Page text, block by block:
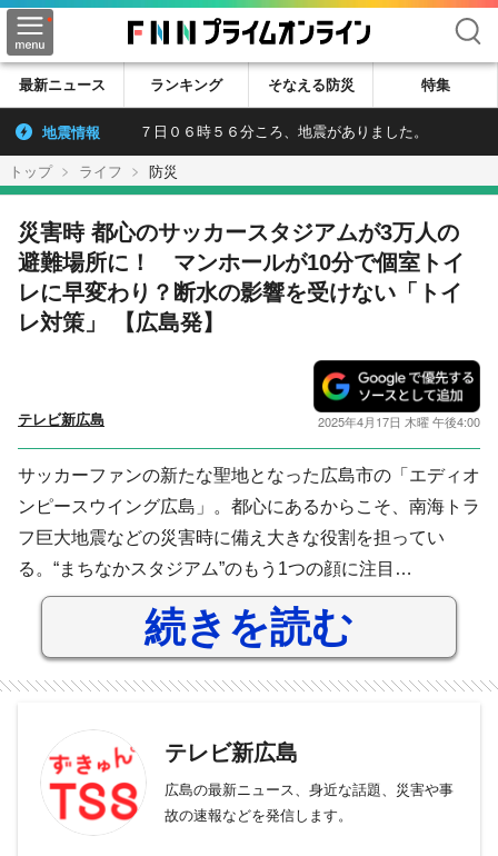
検索
最新ニュース ランキング そなえる防災 特集
地震情報 ７日０６時５６分ころ、地震がありました。
トップ ライフ 防災
災害時 都心のサッカースタジアムが3万人の
避難場所に！ マンホールが10分で個室トイ
レに早変わり？断水の影響を受けない「トイ
レ対策」 【広島発】
テレビ新広島 2025年4月17日 木曜 午後4:00
サッカーファンの新たな聖地となった広島市の「エディオ
ンピースウイング広島」。都心にあるからこそ、南海トラ
フ巨大地震などの災害時に備え大きな役割を担ってい
る。“まちなかスタジアム”のもう1つの顔に注目…
続きを読む
テレビ新広島
広島の最新ニュース、身近な話題、災害や事
故の速報などを発信します。